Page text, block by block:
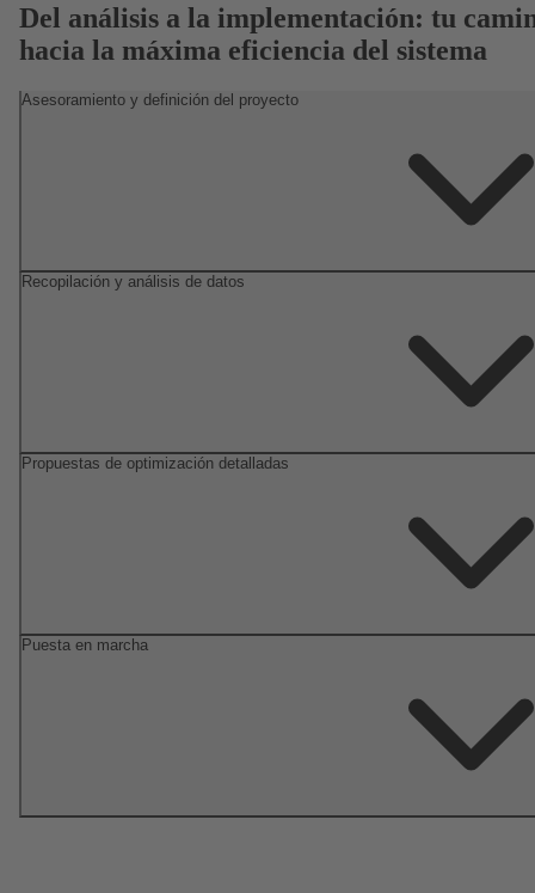
Del análisis a la implementación: tu
hacia la máxima eficiencia del sistema
Asesoramiento y definición del proyecto
Recopilación y análisis de datos
Propuestas de optimización detalladas
Puesta en marcha